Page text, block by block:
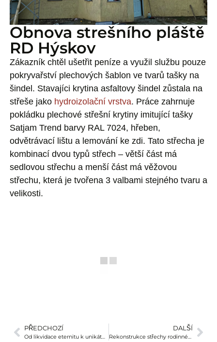
Obnova strešního pláště
RD Hýskov
Zákazník chtěl ušetřit peníze a využil službu pouze
pokryvařství plechových šablon ve tvarů tašky na
šindel. Stavajíci krytina asfaltovy šindel zůstala na
střeše jako hydroizolační vrstva. Práce zahrnuje
pokládku plechové střešní krytiny imitující tašky
Satjam Trend barvy RAL 7024, hřeben,
odvětrávací lištu a lemování ke zdi. Tato střecha je
kombinací dvou typů střech – větší část má
sedlovou střechu a menší část má věžovou
střechu, která je tvořena 3 valbami stejného tvaru a
velikosti.
PŘEDCHOZÍ
Od likvidace eternitu k unikátní pokládce plechu – naše práce v Mirošovicích u Říčan
DALŠÍ
Rekonstrukce střechy rodinného domu Tuklaty